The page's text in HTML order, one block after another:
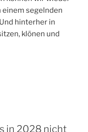
segelnden
hinterher in
klönen und
in 2028 nicht